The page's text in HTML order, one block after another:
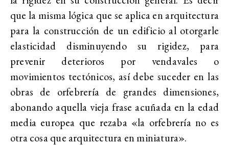
que la misma lógica que se aplica en arquitectura
para la construcción de un edificio al otorgarle
elasticidad disminuyendo su rigidez, para
prevenir deterioros por vendavales o
movimientos tectónicos, así debe suceder en las
obras de orfebrería de grandes dimensiones,
abonando aquella vieja frase acuñada en la edad
media europea que rezaba «la orfebrería no es
otra cosa que arquitectura en miniatura».